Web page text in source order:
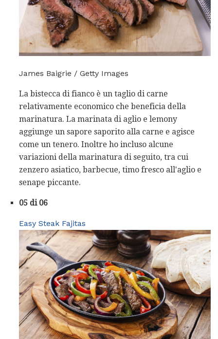
James Baigrie / Getty Images
La bistecca di fianco è un taglio di carne
relativamente economico che beneficia della
marinatura. La marinata di aglio e lemony
aggiunge un sapore saporito alla carne e agisce
come un tenero. Inoltre ho incluso alcune
variazioni della marinatura di seguito, tra cui
zenzero asiatico, barbecue, timo fresco all'aglio e
senape piccante.
05 di 06
Easy Steak Fajitas